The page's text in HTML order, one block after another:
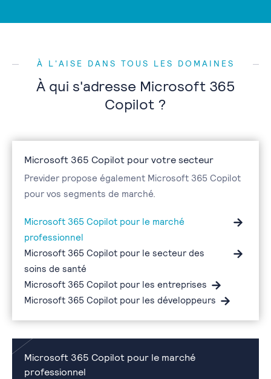
À L'AISE DANS TOUS LES DOMAINES
À qui s'adresse Microsoft 365
Copilot ?
Microsoft 365 Copilot pour votre secteur
Previder propose également Microsoft 365 Copilot
pour vos segments de marché.
Microsoft 365 Copilot pour le marché
professionnel
Microsoft 365 Copilot pour le secteur des
soins de santé
Microsoft 365 Copilot pour les entreprises
Microsoft 365 Copilot pour les développeurs
Microsoft 365 Copilot pour le marché
professionnel